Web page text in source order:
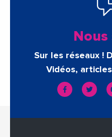
Sur les réseaux !
Vidéos,